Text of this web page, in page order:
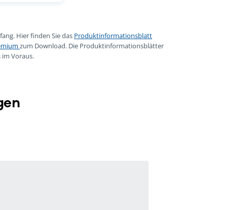
Hier finden Sie das Produktinformationsblatt
zum Download. Die Produktinformationsblätter
Voraus.